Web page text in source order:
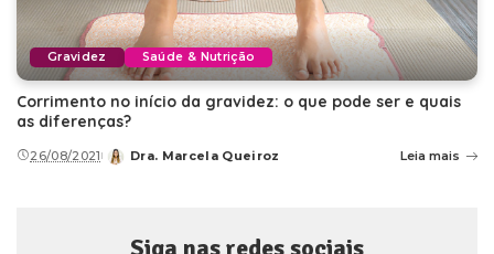
Gravidez Saúde & Nutrição
Corrimento no início da gravidez: o que pode ser e quais
as diferenças?
26/08/2021
Posted
Dra. Marcela Queiroz Leia mais